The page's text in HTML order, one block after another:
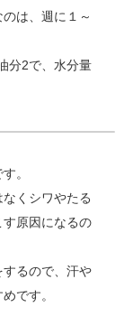
は、週に１～
分2で、水分量
。
くシワやたる
原因になるの
るので、汗や
です。